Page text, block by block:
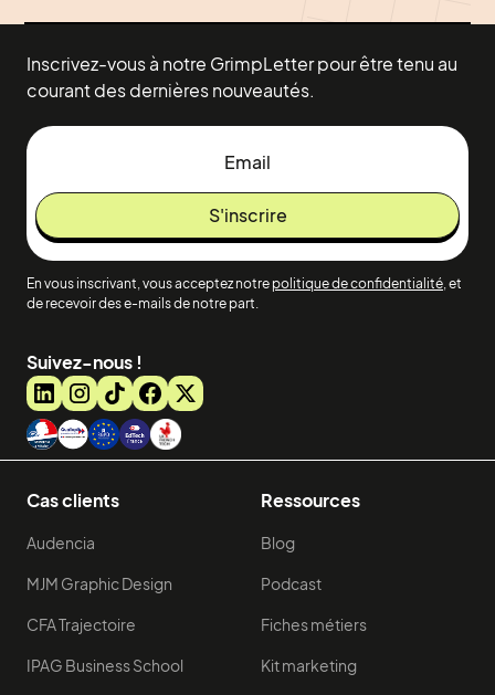
Inscrivez-vous à notre GrimpLetter pour être tenu au
courant des dernières nouveautés.
En vous inscrivant, vous acceptez notre politique de confidentialité, et
de recevoir des e-mails de notre part.
Suivez-nous !
Cas clients
Audencia
MJM Graphic Design
CFA Trajectoire
IPAG Business School
Ressources
Blog
Podcast
Fiches métiers
Kit marketing